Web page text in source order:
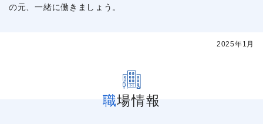
の元、一緒に働きましょう。
2025年1月
職場情報